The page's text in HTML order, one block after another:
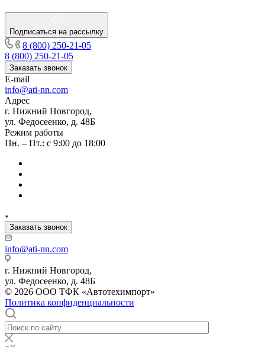
Подписаться на рассылку
8 (800) 250-21-05
8 (800) 250-21-05
Заказать звонок
E-mail
info@ati-nn.com
Адрес
г. Нижний Новгород,
ул. Федосеенко, д. 48Б
Режим работы
Пн. – Пт.: с 9:00 до 18:00
Заказать звонок
info@ati-nn.com
г. Нижний Новгород,
ул. Федосеенко, д. 48Б
© 2026 ООО ТФК «Автотехимпорт»
Политика конфиденциальности